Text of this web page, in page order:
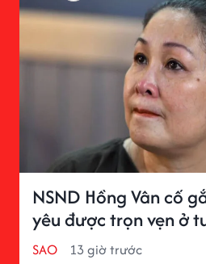
NSND Hồng Vân cố
yêu được trọn vẹn ở
SAO 13 giờ trước